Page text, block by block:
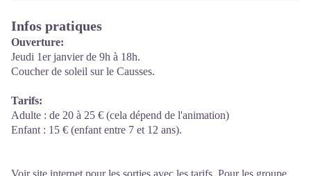
Infos pratiques
Ouverture:
Jeudi 1er janvier de 9h à 18h.
Coucher de soleil sur le Causses.
Tarifs:
Adulte : de 20 à 25 € (cela dépend de l'animation)
Enfant : 15 € (enfant entre 7 et 12 ans).
Voir site internet pour les sorties avec les tarifs. Pour les groupe